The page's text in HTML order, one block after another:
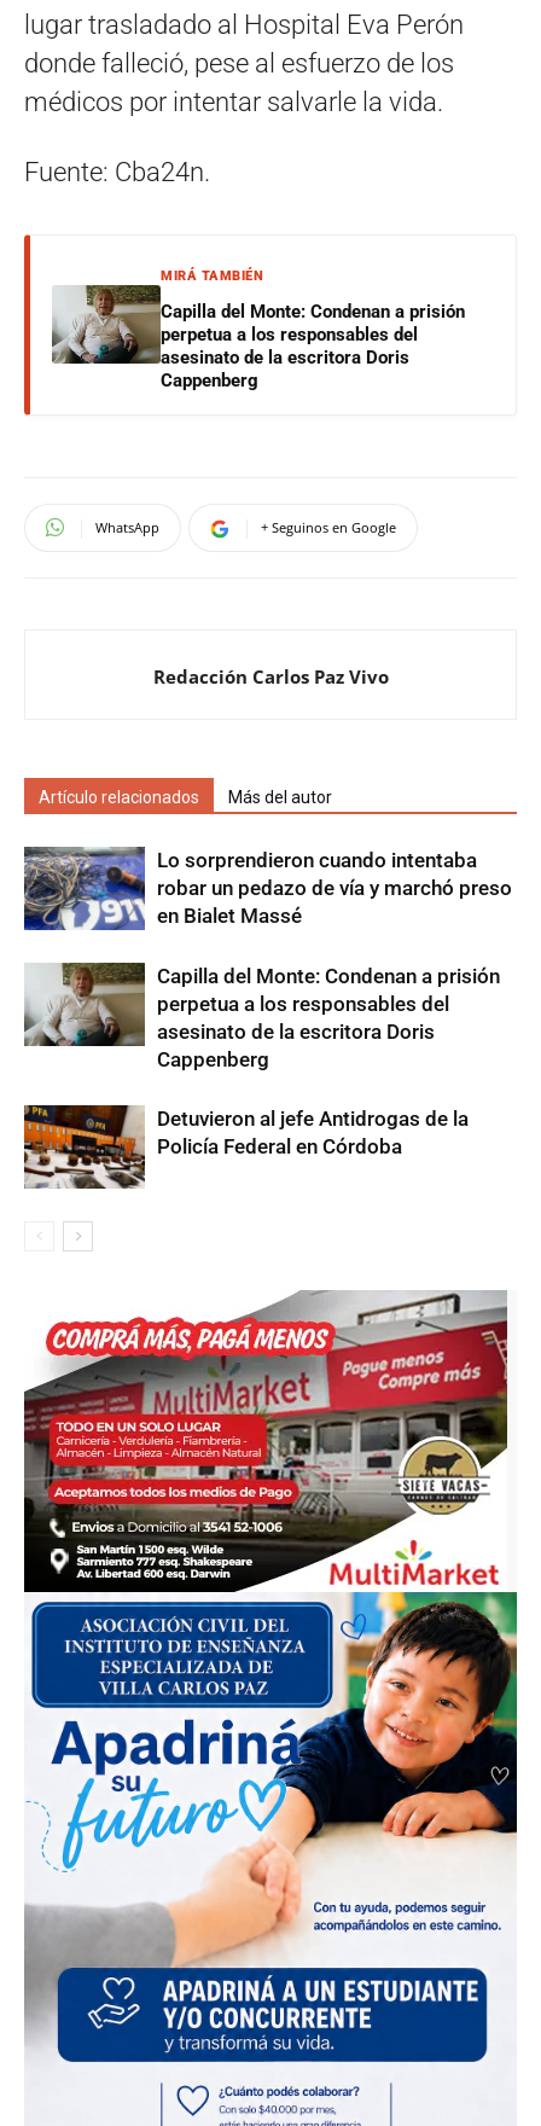
lugar trasladado al Hospital Eva Perón
donde falleció, pese al esfuerzo de los
médicos por intentar salvarle la vida.
Fuente: Cba24n.
MIRÁ TAMBIÉN
Capilla del Monte: Condenan a prisión
perpetua a los responsables del
asesinato de la escritora Doris
Cappenberg
WhatsApp + Seguinos en Google
Redacción Carlos Paz Vivo
Artículo relacionados Más del autor
Lo sorprendieron cuando intentaba
robar un pedazo de vía y marchó preso
en Bialet Massé
Capilla del Monte: Condenan a prisión
perpetua a los responsables del
asesinato de la escritora Doris
Cappenberg
Detuvieron al jefe Antidrogas de la
Policía Federal en Córdoba